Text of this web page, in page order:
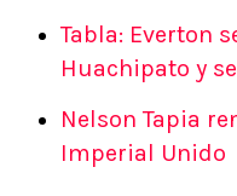
Tabla: Everton
Huachipato y
Nelson Tapia
Imperial Unido